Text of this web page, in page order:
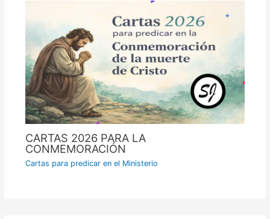
CARTAS 2026 PARA LA
CONMEMORACIÓN
Cartas para predicar en el Ministerio